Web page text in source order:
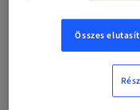
0.00 Pontok
Theoretical
Összes